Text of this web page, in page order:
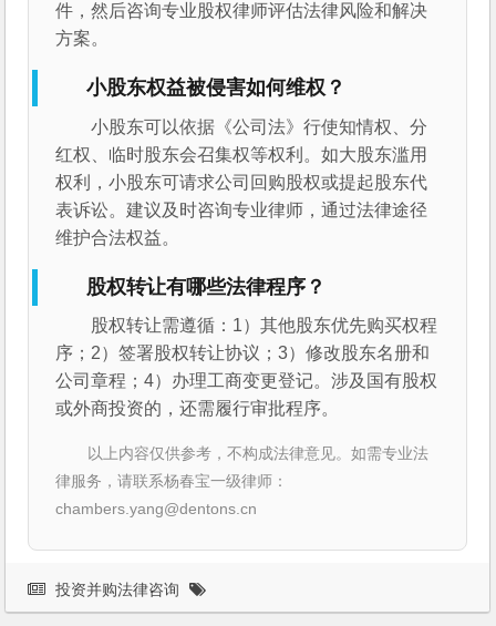
件，然后咨询专业股权律师评估法律风险和解决
方案。
小股东权益被侵害如何维权？
小股东可以依据《公司法》行使知情权、分
红权、临时股东会召集权等权利。如大股东滥用
权利，小股东可请求公司回购股权或提起股东代
表诉讼。建议及时咨询专业律师，通过法律途径
维护合法权益。
股权转让有哪些法律程序？
股权转让需遵循：1）其他股东优先购买权程
序；2）签署股权转让协议；3）修改股东名册和
公司章程；4）办理工商变更登记。涉及国有股权
或外商投资的，还需履行审批程序。
以上内容仅供参考，不构成法律意见。如需专业法
律服务，请联系杨春宝一级律师：
chambers.yang@dentons.cn
投资并购法律咨询